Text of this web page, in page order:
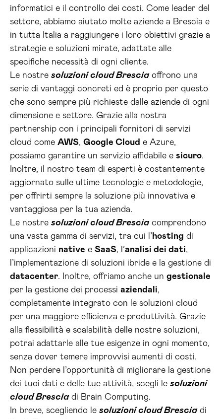
informatici e il controllo dei costi. Come leader del
settore, abbiamo aiutato molte aziende a Brescia e
in tutta Italia a raggiungere i loro obiettivi grazie a
strategie e soluzioni mirate, adattate alle
specifiche necessità di ogni cliente.
Le nostre soluzioni cloud Bresciaoffrono una
serie di vantaggi concreti ed è proprio per questo
che sono sempre più richieste dalle aziende di ogni
dimensione e settore. Grazie alla nostra
partnership con i principali fornitori di servizi
cloud come AWS, Google Cloud e Azure,
possiamo garantire un servizio affidabile e sicuro.
Inoltre, il nostro team di esperti è costantemente
aggiornato sulle ultime tecnologie e metodologie,
per offrirti sempre la soluzione più innovativa e
vantaggiosa per la tua azienda.
Le nostre soluzioni cloud Bresciacomprendono
una vasta gamma di servizi, tra cui l’ hosting di
applicazioni native e SaaS, l’analisi dei dati,
l’implementazione di soluzioni ibride e la gestione di
datacenter. Inoltre, offriamo anche un gestionale
per la gestione dei processi aziendali,
completamente integrato con le soluzioni cloud
per una maggiore efficienza e produttività. Grazie
alla flessibilità e scalabilità delle nostre soluzioni,
potrai adattarle alle tue esigenze in ogni momento,
senza dover temere improvvisi aumenti di costi.
Non perdere l’opportunità di migliorare la gestione
dei tuoi dati e delle tue attività, scegli le soluzioni
cloud Bresciadi Brain Computing.
In breve, scegliendo le soluzioni cloud Bresciadi